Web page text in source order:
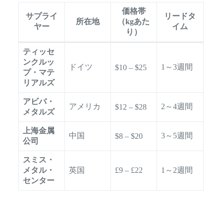
サプライ
ヤー
所在地
価格帯
（kgあた
り）
リードタ
イム
ティッセ
ンクルッ
プ・マテ
リアルズ
ドイツ $10 – $25 1～3週間
アビバ・
メタルズ
アメリカ $12 – $28 2～4週間
上海金属
公司
中国 $8 – $20 3～5週間
スミス・
メタル・
センター
英国 £9 – £22 1～2週間